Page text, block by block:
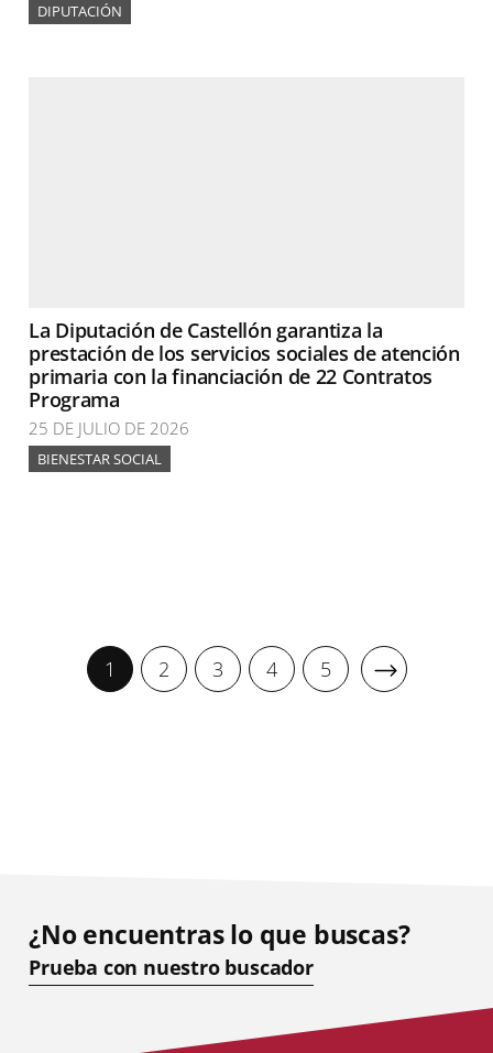
DIPUTACIÓN
La Diputación de Castellón garantiza la
prestación de los servicios sociales de atención
primaria con la financiación de 22 Contratos
Programa
25 DE JULIO DE 2026
BIENESTAR SOCIAL
1 2 3 4 5
¿No encuentras lo que buscas?
Prueba con nuestro buscador